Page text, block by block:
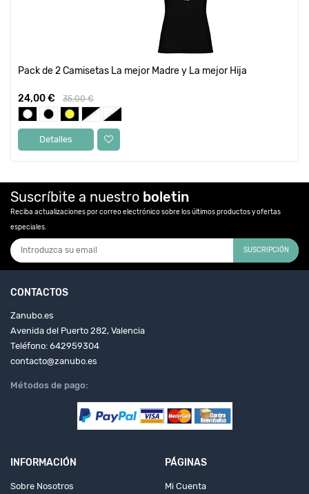
Pack de 2 Camisetas La mejor Madre y La mejor Hija
24,00 € 35,00 €
Detalles
Suscríbite a nuestro boletin
Reciba actualizaciones por correo electrónico sobre los últimos productos y ofertas
especiales.
SUSCRIPCIÓN
CONTACTOS
Zanubo.es
Avenida del Puerto 282, Valencia
Teléfono: 642959304
contacto@zanubo.es
Métodos de pago:
INFORMACIÓN
Sobre Nosotros
PÁGINAS
Mi Cuenta